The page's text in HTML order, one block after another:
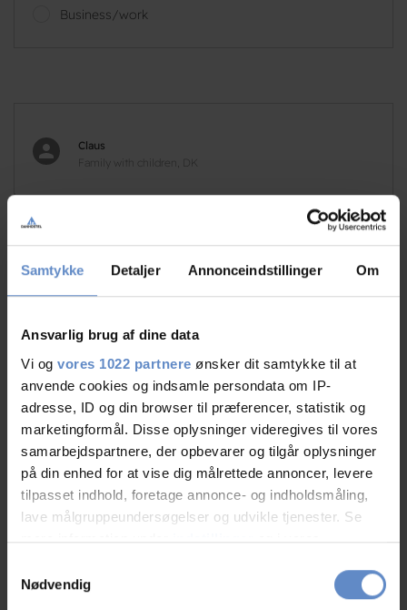
Samtykke Detaljer Annonceindstillinger Om
Ansvarlig brug af dine data
Vi og vores 1022 partnere ønsker dit samtykke til at
anvende cookies og indsamle persondata om IP-
adresse, ID og din browser til præferencer, statistik og
marketingformål. Disse oplysninger videregives til vores
samarbejdspartnere, der opbevarer og tilgår oplysninger
på din enhed for at vise dig målrettede annoncer, levere
tilpasset indhold, foretage annonce- og indholdsmåling,
lave målgruppeundersøgelser og udvikle tjenester. Se
mere information underindstillingerog i vores
tilbage eller ændre indstillinger fra vores
"Cookiedeklaration", eller ved at trykke på "Privacy
Nødvendig
Business/work
Claus
Family with children, DK
07.Aug.2026
9,50 out of 10
N/A
Family with children, DK
07.Aug.2026
7,08 out of 10
N/A